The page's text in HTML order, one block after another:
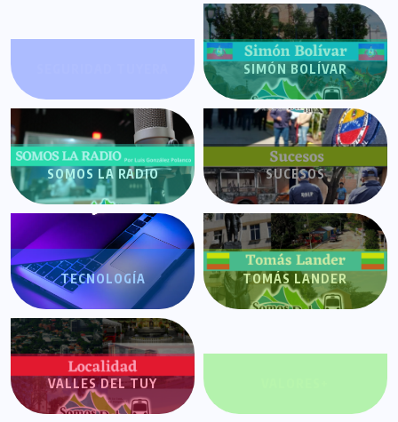
SIMÓN BOLÍVAR
SOMOS LA RADIO SUCESOS
TECNOLOGÍA TOMÁS LANDER
VALLES DEL TUY